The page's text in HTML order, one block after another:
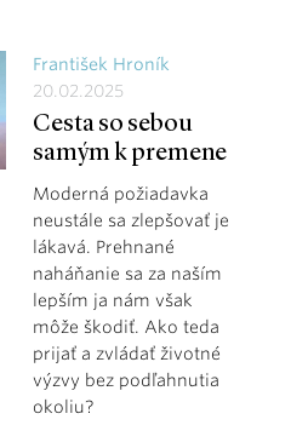
František Hroník
20.02.2025
Cesta so sebou
samým k premene
Moderná požiadavka
neustále sa zlepšovať je
lákavá. Prehnané
naháňanie sa za naším
lepším ja nám však
môže škodiť. Ako teda
prijať a zvládať životné
výzvy bez podľahnutia
okoliu?